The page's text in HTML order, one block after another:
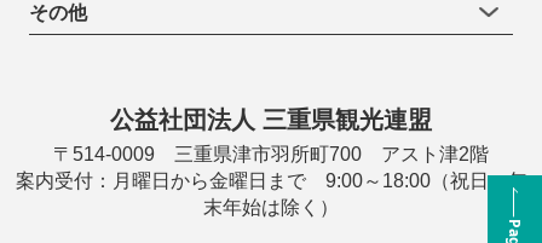
その他
公益社団法人 三重県観光連盟
〒514-0009 三重県津市羽所町700 アスト津2階
案内受付：月曜日から金曜日まで 9:00～18:00（祝日・年
末年始は除く）